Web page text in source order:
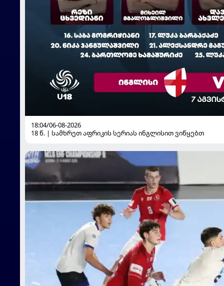
18:04/06-08-2026
18 წ. | სამხრეთ აფრიკის სერიას ინგლისით ვიწყებთ